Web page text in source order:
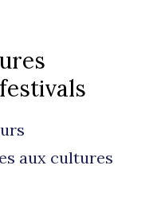
aux cultures